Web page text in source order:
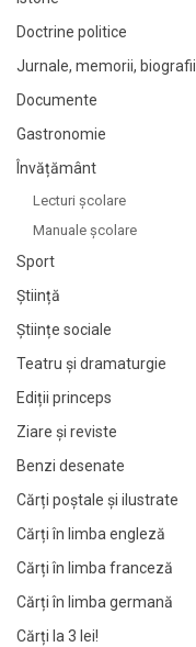
Doctrine politice
Jurnale, memorii, biografii
Documente
Gastronomie
Învățământ
Lecturi şcolare
Manuale şcolare
Sport
Știință
Științe sociale
Teatru și dramaturgie
Ediții princeps
Ziare şi reviste
Benzi desenate
Cărți poștale și ilustrate
Cărți în limba engleză
Cărți în limba franceză
Cărți în limba germană
Cărți la 3 lei!